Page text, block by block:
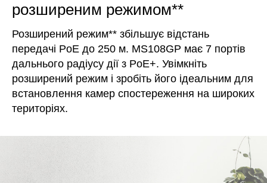
розширеним режимом**
Розширений режим** збільшує відстань
передачі PoE до 250 м. MS108GP має 7 портів
дальнього радіусу дії з PoE+. Увімкніть
розширений режим і зробіть його ідеальним для
встановлення камер спостереження на широких
територіях.